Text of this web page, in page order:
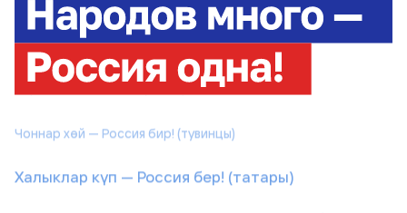
Чоннар кӧп — Россия пiр! (хакасы)
Мир са̄в — Россия аква! (мансы)
Чоннар хөй — Россия бир! (тувинцы)